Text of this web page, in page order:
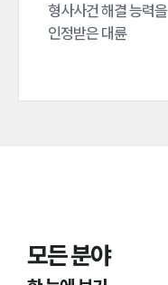
형사사건 해결 능력을
인정받은 대륜
모든 분야